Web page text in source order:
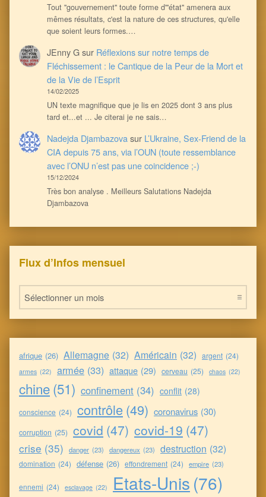
Tout ''gouvernement'' toute forme d'''état'' amenera aux
mêmes résultats, c'est la nature de ces structures, qu'elle
que soient leurs formes.…
JEnny Gsur Réflexions sur notre temps de
Fléchissement : le Cantique de la Peur de la Mort et
de la Vie de l’Esprit
14/02/2025
UN texte magnifique que je lis en 2025 dont 3 ans plus
tard et...et ... Je citerai je ne sais…
Nadejda Djambazovasur L’Ukraine, Sex-Friend de la
CIA depuis 75 ans, via l’OUN (toute ressemblance
avec l’ONU n’est pas une coincidence ;-)
15/12/2024
Très bon analyse . Meilleurs Salutations Nadejda
Djambazova
Flux d’Infos mensuel
Flux d’Infos mensuel
afrique (26) Allemagne (32) Américain (32) argent (24)
armes (22) armée (33) attaque (29) cerveau (25) chaos (22)
chine(51) confinement (34) conflit (28)
conscience (24) contrôle (49) coronavirus (30)
corruption (25) covid (47) covid-19 (47)
crise (35) danger (23) dangereux (23) destruction (32)
domination (24) défense (26) effondrement (24) empire (23)
ennemi (24) esclavage (22) Etats-Unis (76)